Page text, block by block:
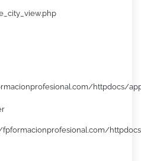
httpdocs/